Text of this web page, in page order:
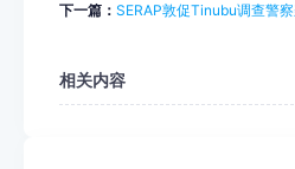
下一篇： SERAP敦促Tinubu调查警
相关内容